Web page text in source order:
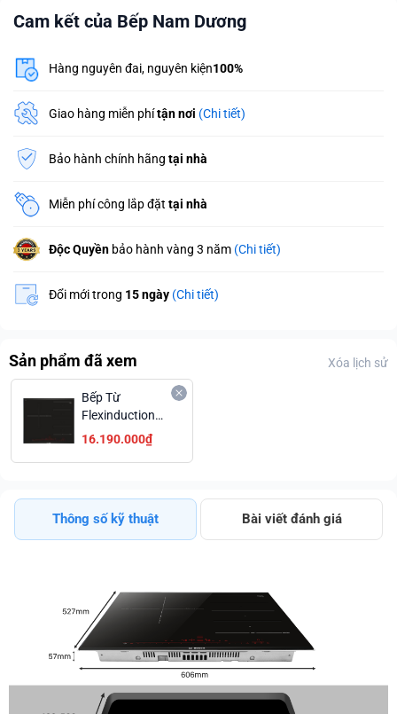
Cam kết của Bếp Nam Dương
Hàng nguyên đai, nguyên kiện100%
Giao hàng miễn phítận nơi (Chi tiết)
Bảo hành chính hãng tại nhà
Miễn phí công lắp đặt tại nhà
Độc Quyền bảo hành vàng 3 năm (Chi tiết)
Đổi mới trong 15 ngày (Chi tiết)
Sản phẩm đã xem Xóa lịch sử
Bếp Từ
Flexinduction
BOSCH
PXJ675DC1E
Đối
16.190.000₫
Thông số kỹ thuật Bài viết đánh giá